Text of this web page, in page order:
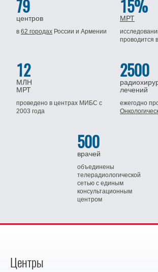
79
центров
в62 городах Россиии Армении
15%
МРТ
проводится
12
МЛН
МРТ
проведено в центрах МИБСс
2003 года
2500
лечений
ежегодно
500
врачей
объединены
телерадиологической
сетью с единым
консультационным
центром
Центры